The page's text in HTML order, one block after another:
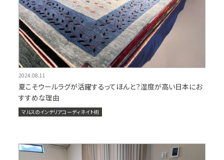
2024.08.11
夏こそウールラグが活躍するってほんと？湿度が高い日本にお
すすめな理由
マルスのインテリアコーディネイト術